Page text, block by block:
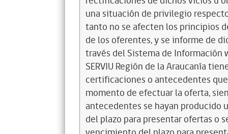
una situación de privilegio
tanto no se afecten los principios
de los oferentes, y se informe de
través del Sistema de Información
SERVIU Región de la Araucanía
certificaciones o antecedentes
momento de efectuar la oferta,
antecedentes se hayan
del plazo para presentar ofertas o